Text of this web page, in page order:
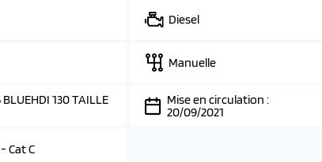
Diesel
Manuelle
BLUEHDI 130 TAILLE
Mise en circulation :
20/09/2021
Cat C